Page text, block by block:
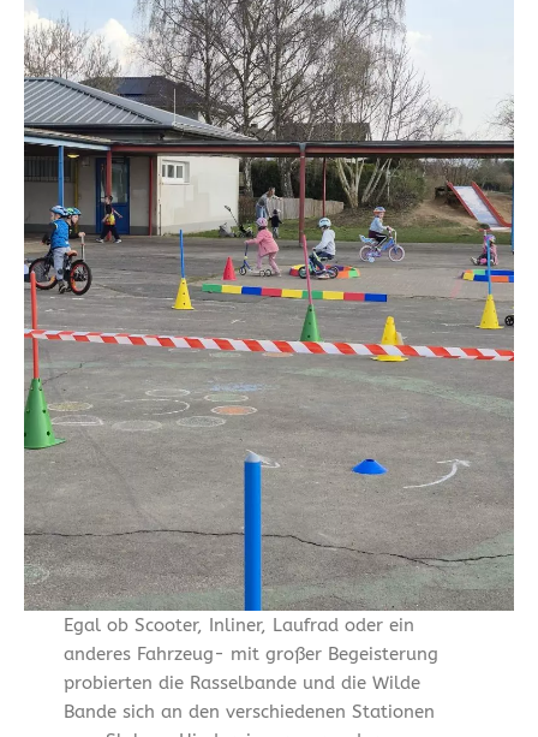
Egal ob Scooter, Inliner, Laufrad oder ein
anderes Fahrzeug- mit großer Begeisterung
probierten die Rasselbande und die Wilde
Bande sich an den verschiedenen Stationen